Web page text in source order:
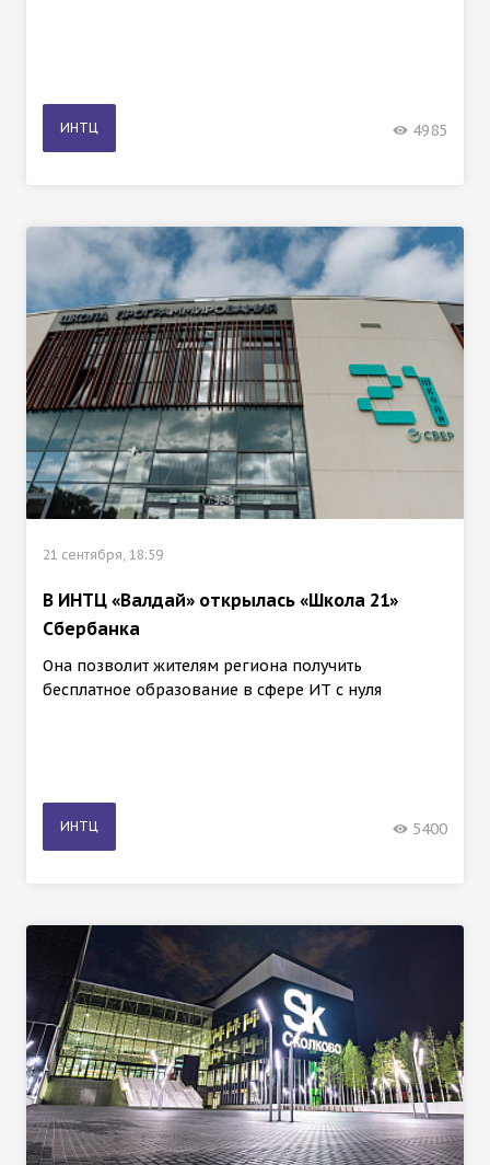
ИНТЦ 4985
21 сентября, 18:59
В ИНТЦ «Валдай» открылась «Школа 21»
Сбербанка
Она позволит жителям региона получить
бесплатное образование в сфере ИТ с нуля
ИНТЦ 5400